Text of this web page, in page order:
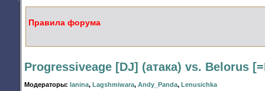
Правила форума
Progressiveagе [DJ] (атака) vs. Belorus
Модераторы: Ianina, Lagshmiwara, Andy_Panda, Lenusichka